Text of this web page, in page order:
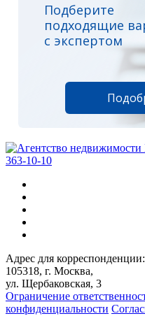
Подберите
подходящие
с экспертом
363-10-10
Адрес для корреспонденции:
105318, г. Москва,
ул. Щербаковская, 3
Ограничение
конфиденциальности